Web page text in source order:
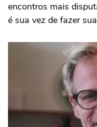
encontros mais
é sua vez de fazer